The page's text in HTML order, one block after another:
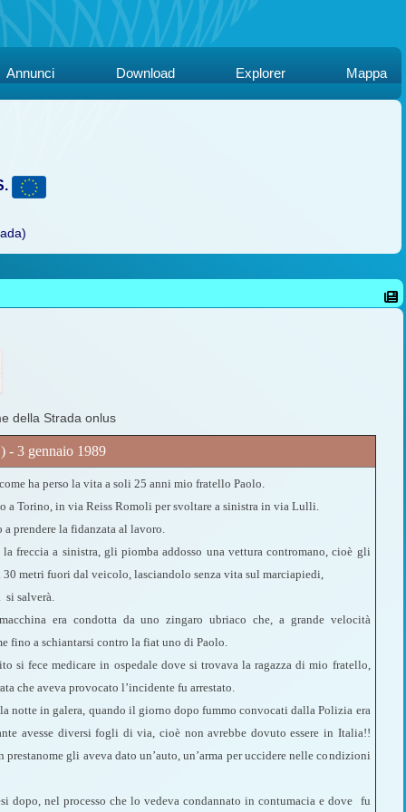
Annunci Download Explorer Mappa
della Strada onlus
- 3 gennaio 1989
ha perso la vita a soli 25 anni mio fratello Paolo.
a Torino, in via Reiss Romoli per svoltare a sinistra in via Lulli.
a prendere la fidanzata al lavoro.
la freccia a sinistra, gli piomba addosso una vettura contromano, cioè gli
30 metri fuori dal veicolo, lasciandolo senza vita sul marciapiedi,
si salverà.
era condotta da uno zingaro ubriaco che, a grande velocità
fino a schiantarsi contro la fiat uno di Paolo.
si fece medicare in ospedale dove si trovava la ragazza di mio fratello,
che aveva provocato l’incidente fu arrestato.
notte in galera, quando il giorno dopo fummo convocati dalla Polizia era
avesse diversi fogli di via, cioè non avrebbe dovuto essere in Italia!!
prestanome gli aveva dato un’auto, un’arma per uccidere nelle condizioni
dopo, nel processo che lo vedeva condannato in contumacia e dove fu